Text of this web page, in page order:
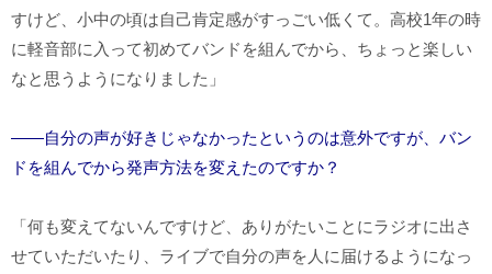
すけど、小中の頃は自己肯定感がすっごい低くて。高校1年の時
に軽音部に入って初めてバンドを組んでから、ちょっと楽しい
なと思うようになりました」
――自分の声が好きじゃなかったというのは意外ですが、バン
ドを組んでから発声方法を変えたのですか？
「何も変えてないんですけど、ありがたいことにラジオに出さ
せていただいたり、ライブで自分の声を人に届けるようになっ